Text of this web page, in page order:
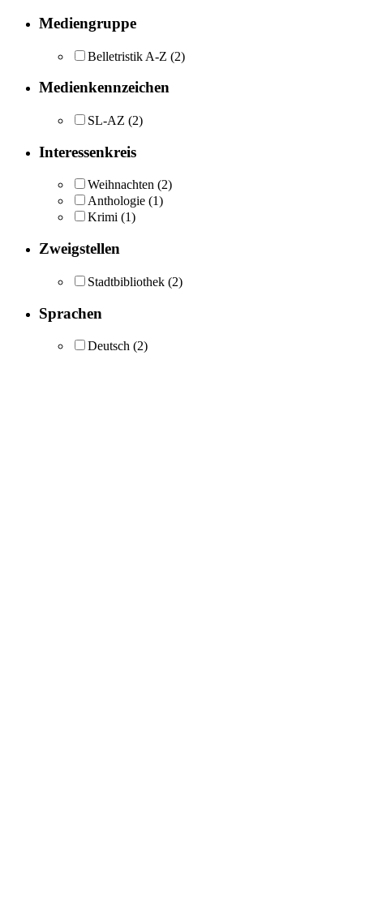
Mediengruppe
Belletristik A-Z (2)
Medienkennzeichen
SL-AZ (2)
Interessenkreis
Weihnachten (2)
Anthologie (1)
Krimi (1)
Zweigstellen
Stadtbibliothek (2)
Sprachen
Deutsch (2)